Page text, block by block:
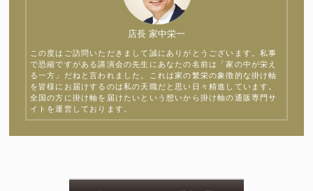
店長 家中栄一
この度はご訪問いただきまして誠にありがとうございます。私事
で恐縮ですがある講演会の先生にあなたの名前は「家の中が栄え
る一方」だねと言われました。これは家の繁栄の象徴的な掛け軸
を皆様にお届けするのは私の天職だと思い日々精進しています。
全国の方に掛け軸を届けたいという想いから掛け軸の通販専門サ
イトを運営しております。